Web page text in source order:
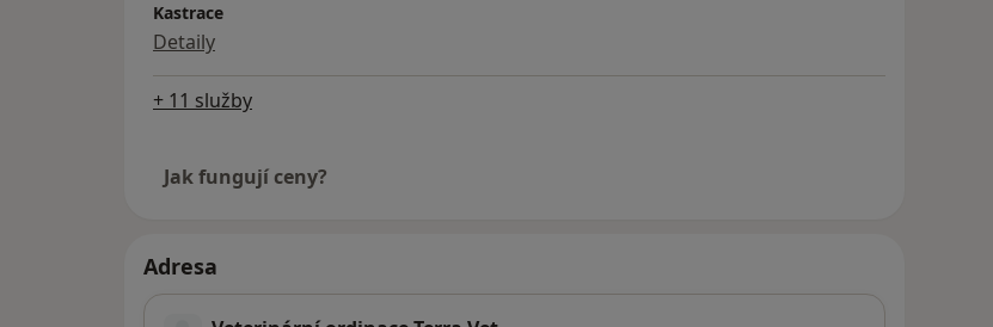
Kastrace
Detaily
+ 11 služby
Jak fungují ceny?
Adresa